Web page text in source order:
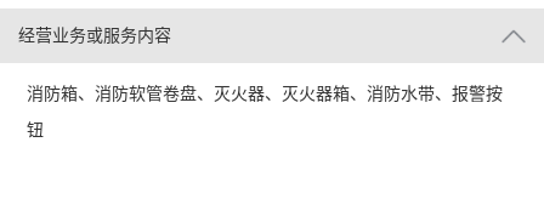
经营业务或服务内容
消防箱、消防软管卷盘、灭火器、灭火器箱、消防水带、报警按
钮